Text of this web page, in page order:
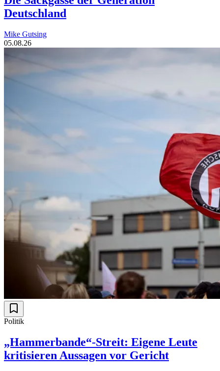
Deutschland
Mike Gutsing
05.08.26
Politik
„Hammerbande“-Streit: Eigene Leute
kritisieren Aussagen vor Gericht